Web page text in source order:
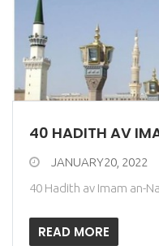
40 HADITH AV
JANUARY20, 2022
40 Hadith av Imam an-
READ MORE